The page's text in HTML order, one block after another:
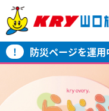
! 防災ページを運用